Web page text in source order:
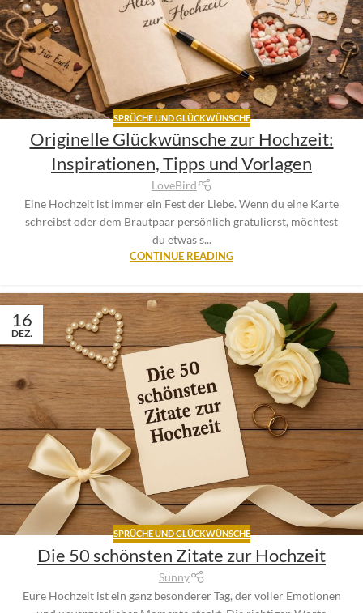
SPRÜCHE UND GLÜCKWÜNSCHE
Originelle Glückwünsche zur Hochzeit:
Inspirationen, Tipps und Vorlagen
LoveBird
Eine Hochzeit ist immer ein Fest der Liebe. Wenn du eine Karte
schreibst oder dem Brautpaar persönlich gratulierst, möchtest
du etwas s...
CONTINUE READING
16
DEZ.
SPRÜCHE UND GLÜCKWÜNSCHE
Die 50 schönsten Zitate zur Hochzeit
Sunny
Eure Hochzeit ist ein ganz besonderer Tag, der voller Emotionen